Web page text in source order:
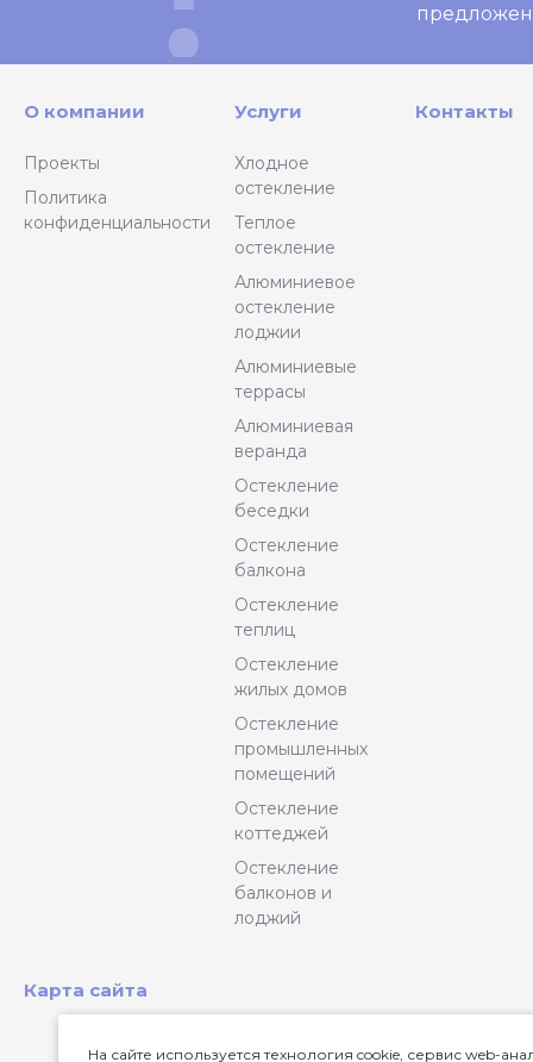
О компании
Проекты
Политика
конфиденциальности
Услуги
Хлодное
остекление
Теплое
остекление
Алюминиевое
остекление
лоджии
Алюминиевые
террасы
Алюминиевая
веранда
Остекление
беседки
Остекление
балкона
Остекление
теплиц
Остекление
жилых домов
Остекление
промышленных
помещений
Остекление
коттеджей
Остекление
балконов и
лоджий
Контакты
Карта сайта
На сайте используется технология cookie, сервис web-